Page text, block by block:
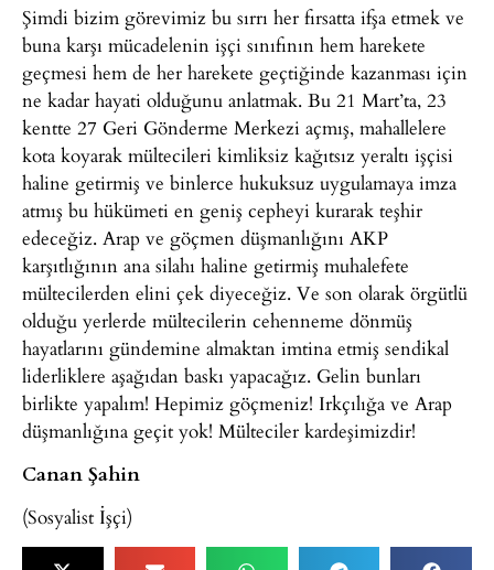
Şimdi bizim görevimiz bu sırrı her fırsatta ifşa etmek ve
buna karşı mücadelenin işçi sınıfının hem harekete
geçmesi hem de her harekete geçtiğinde kazanması için
ne kadar hayati olduğunu anlatmak. Bu 21 Mart’ta, 23
kentte 27 Geri Gönderme Merkezi açmış, mahallelere
kota koyarak mültecileri kimliksiz kağıtsız yeraltı işçisi
haline getirmiş ve binlerce hukuksuz uygulamaya imza
atmış bu hükümeti en geniş cepheyi kurarak teşhir
edeceğiz. Arap ve göçmen düşmanlığını AKP
karşıtlığının ana silahı haline getirmiş muhalefete
mültecilerden elini çek diyeceğiz. Ve son olarak örgütlü
olduğu yerlerde mültecilerin cehenneme dönmüş
hayatlarını gündemine almaktan imtina etmiş sendikal
liderliklere aşağıdan baskı yapacağız. Gelin bunları
birlikte yapalım! Hepimiz göçmeniz! Irkçılığa ve Arap
düşmanlığına geçit yok! Mülteciler kardeşimizdir!
Canan Şahin
(Sosyalist İşçi)